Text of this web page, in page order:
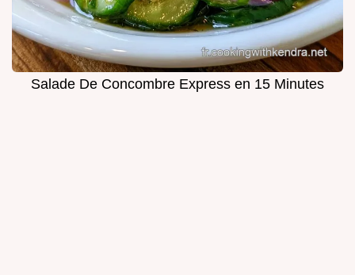
Salade De Concombre Express en 15 Minutes